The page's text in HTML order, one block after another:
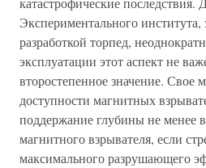
Экспериментального
разработкой торпед,
эксплуатации этот аспект не
второстепенное значение. Свое
доступности магнитных
поддержание глубины не менее
магнитного взрывателя, если
максимального разрушающего